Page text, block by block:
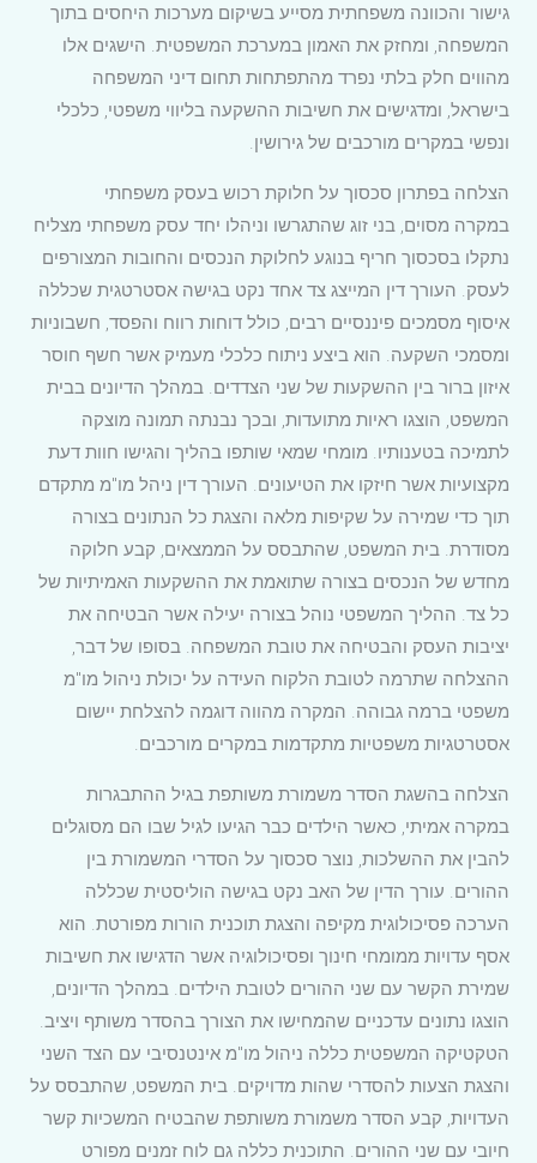
גישור והכוונה משפחתית מסייע בשיקום מערכות היחסים בתוך
המשפחה, ומחזק את האמון במערכת המשפטית. הישגים אלו
מהווים חלק בלתי נפרד מהתפתחות תחום דיני המשפחה
בישראל, ומדגישים את חשיבות ההשקעה בליווי משפטי, כלכלי
ונפשי במקרים מורכבים של גירושין.
הצלחה בפתרון סכסוך על חלוקת רכוש בעסק משפחתי
במקרה מסוים, בני זוג שהתגרשו וניהלו יחד עסק משפחתי מצליח
נתקלו בסכסוך חריף בנוגע לחלוקת הנכסים והחובות המצורפים
לעסק. העורך דין המייצג צד אחד נקט בגישה אסטרטגית שכללה
איסוף מסמכים פיננסיים רבים, כולל דוחות רווח והפסד, חשבוניות
ומסמכי השקעה. הוא ביצע ניתוח כלכלי מעמיק אשר חשף חוסר
איזון ברור בין ההשקעות של שני הצדדים. במהלך הדיונים בבית
המשפט, הוצגו ראיות מתועדות, ובכך נבנתה תמונה מוצקה
לתמיכה בטענותיו. מומחי שמאי שותפו בהליך והגישו חוות דעת
מקצועיות אשר חיזקו את הטיעונים. העורך דין ניהל מו"מ מתקדם
תוך כדי שמירה על שקיפות מלאה והצגת כל הנתונים בצורה
מסודרת. בית המשפט, שהתבסס על הממצאים, קבע חלוקה
מחדש של הנכסים בצורה שתואמת את ההשקעות האמיתיות של
כל צד. ההליך המשפטי נוהל בצורה יעילה אשר הבטיחה את
יציבות העסק והבטיחה את טובת המשפחה. בסופו של דבר,
ההצלחה שתרמה לטובת הלקוח העידה על יכולת ניהול מו"מ
משפטי ברמה גבוהה. המקרה מהווה דוגמה להצלחת יישום
אסטרטגיות משפטיות מתקדמות במקרים מורכבים.
הצלחה בהשגת הסדר משמורת משותפת בגיל ההתבגרות
במקרה אמיתי, כאשר הילדים כבר הגיעו לגיל שבו הם מסוגלים
להבין את ההשלכות, נוצר סכסוך על הסדרי המשמורת בין
ההורים. עורך הדין של האב נקט בגישה הוליסטית שכללה
הערכה פסיכולוגית מקיפה והצגת תוכנית הורות מפורטת. הוא
אסף עדויות ממומחי חינוך ופסיכולוגיה אשר הדגישו את חשיבות
שמירת הקשר עם שני ההורים לטובת הילדים. במהלך הדיונים,
הוצגו נתונים עדכניים שהמחישו את הצורך בהסדר משותף ויציב.
הטקטיקה המשפטית כללה ניהול מו"מ אינטנסיבי עם הצד השני
והצגת הצעות להסדרי שהות מדויקים. בית המשפט, שהתבסס על
העדויות, קבע הסדר משמורת משותפת שהבטיח המשכיות קשר
חיובי עם שני ההורים. התוכנית כללה גם לוח זמנים מפורט